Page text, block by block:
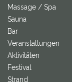
Massage / Spa
Sauna
Bar
Veranstaltungen
Aktivitäten
Festival
Strand